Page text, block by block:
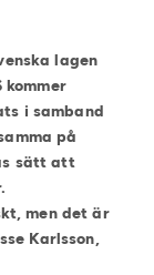
lagen
i samband
på
sätt att
men det är
Karlsson,